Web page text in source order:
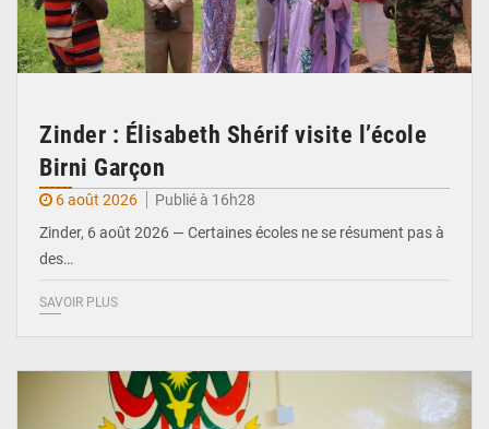
Zinder : Élisabeth Shérif visite l’école
Birni Garçon
6 août 2026
Publié à 16h28
Zinder, 6 août 2026 — Certaines écoles ne se résument pas à
des…
SAVOIR PLUS